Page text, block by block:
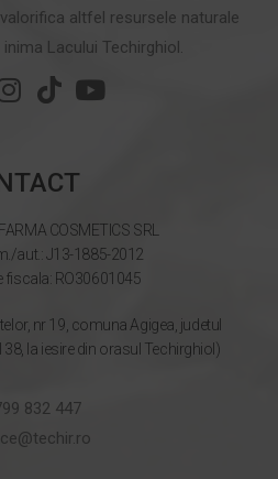
altfel resursele naturale
Lacului Techirghiol.
COSMETICS SRL
aut.: J13-1885-2012
fiscala: RO30601045
nr 19, comuna Agigea, judetul
la iesire din orasul Techirghiol)
832 447